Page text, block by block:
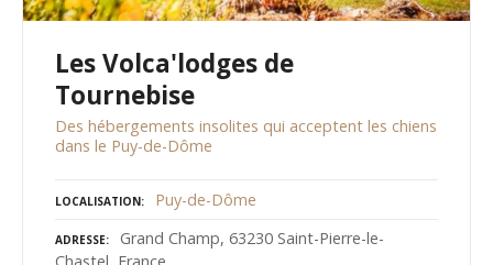
Les Volca'lodges de
Tournebise
Des hébergements insolites qui acceptent les chiens
dans le Puy-de-Dôme
LOCALISATION Puy-de-Dôme
ADRESSE
Grand Champ, 63230 Saint-Pierre-le-